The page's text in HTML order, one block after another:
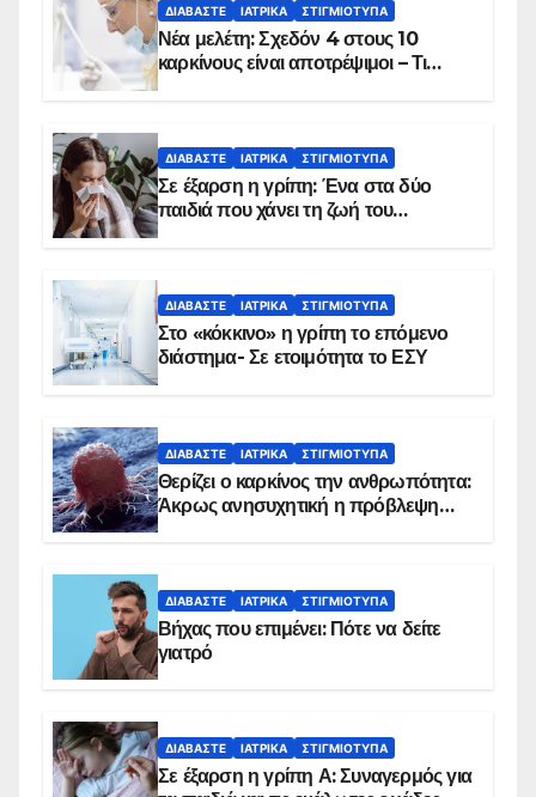
ΔΙΑΒΆΣΤΕ ΙΑΤΡΙΚΆ ΣΤΙΓΜΙΌΤΥΠΑ
Νέα μελέτη: Σχεδόν 4 στους 10
καρκίνους είναι αποτρέψιμοι – Τι
ΔΙΑΒΆΣΤΕ ΙΑΤΡΙΚΆ ΣΤΙΓΜΙΌΤΥΠΑ
Σε έξαρση η γρίπη: Ένα στα δύο
παιδιά που χάνει τη ζωή του
ΔΙΑΒΆΣΤΕ ΙΑΤΡΙΚΆ ΣΤΙΓΜΙΌΤΥΠΑ
Στο «κόκκινο» η γρίπη το επόμενο
διάστημα- Σε ετοιμότητα το ΕΣΥ
ΔΙΑΒΆΣΤΕ ΙΑΤΡΙΚΆ ΣΤΙΓΜΙΌΤΥΠΑ
Θερίζει ο καρκίνος την ανθρωπότητα:
Άκρως ανησυχητική η πρόβλεψη…
ΔΙΑΒΆΣΤΕ ΙΑΤΡΙΚΆ ΣΤΙΓΜΙΌΤΥΠΑ
Βήχας που επιμένει: Πότε να δείτε
γιατρό
ΔΙΑΒΆΣΤΕ ΙΑΤΡΙΚΆ ΣΤΙΓΜΙΌΤΥΠΑ
Σε έξαρση η γρίπη Α: Συναγερμός για